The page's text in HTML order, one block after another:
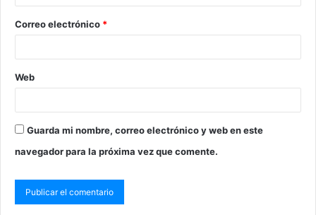
Correo electrónico *
Web
Guarda mi nombre, correo electrónico y web en este
navegador para la próxima vez que comente.